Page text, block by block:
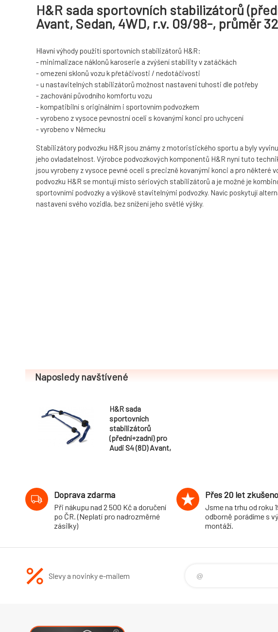
H&R sada sportovních stabilizátorů
Avant, Sedan, 4WD, r.v. 09/98-, průměr
Hlavní výhody použití sportovních stabilizátorů H&R:
- minimalizace náklonů karoserie a zvýšení stability v zatáčkách
- omezení sklonů vozu k přetáčivosti / nedotáčivosti
- u nastavitelných stabilizátorů možnost nastavení tuhosti dle potřeby
- zachování původního komfortu vozu
- kompatibilní s originálním i sportovním podvozkem
- vyrobeno z vysoce pevnostní oceli s kovanými konci pro uchycení
- vyrobeno v Německu
Stabilizátory podvozku H&R jsou známy z motoristického sportu a byly
jeho ovladatelnost. Výrobce podvozkových komponentů H&R nyní tuto
jsou vyrobeny z vysoce pevné oceli s precizně kovanými konci a pro
podvozku H&R se montují místo sériových stabilizátorů a je možné je
sportovními podvozky a výškově stavitelnými podvozky. Navíc poskytují
nastavení svého vozidla, bez snížení jeho světlé výšky.
Naposledy navštívené
H&R sada
sportovních
stabilizátorů
(přední+zadní) pro
Audi S4 (8D) Avant,
Doprava zdarma
Při nákupu nad 2 500 Kč a doručení
po ČR. (Neplatí pro nadrozměrné
zásilky)
Přes 20 let
Jsme na trhu od roku
odborně porádíme s
montáží.
Slevy a novinky e-mailem